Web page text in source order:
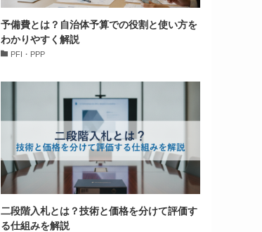
予備費とは？自治体予算での役割と使い方を
わかりやすく解説
PFI・PPP
二段階入札とは？技術と価格を分けて評価す
る仕組みを解説